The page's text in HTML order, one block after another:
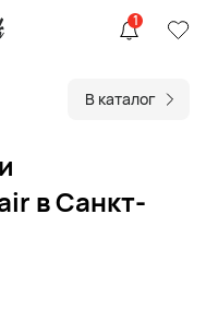
1
В каталог
в Санкт-